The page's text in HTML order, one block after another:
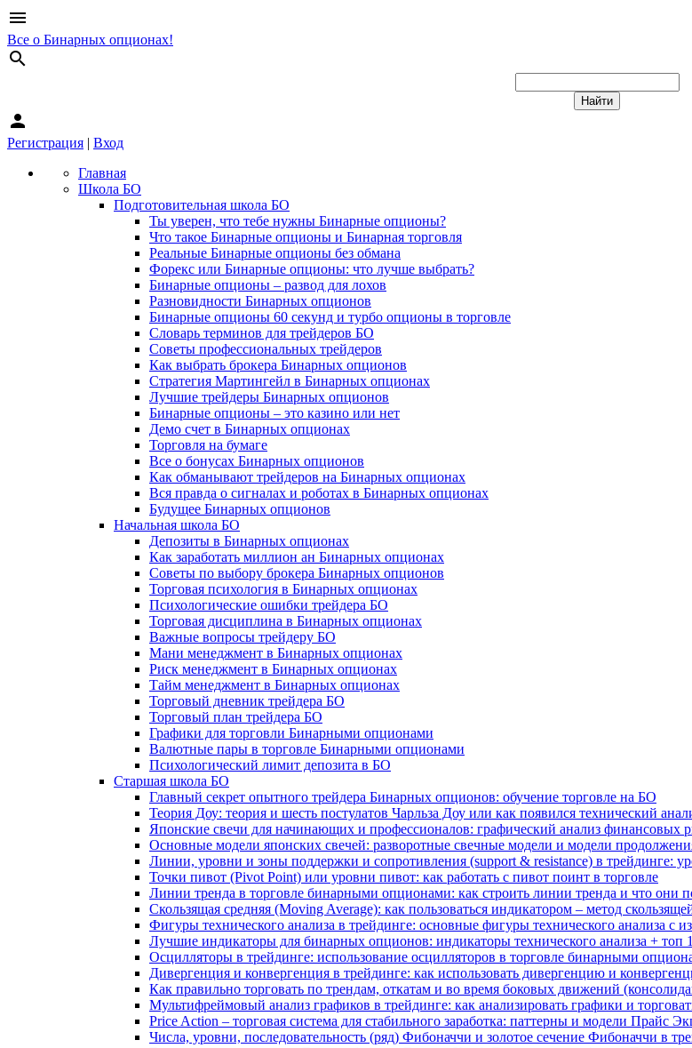
menu
Все о Бинарных опционах!
search
person
Регистрация | Вход
Главная
Школа БО
Подготовительная школа БО
Ты уверен, что тебе нужны Бинарные опционы?
Что такое Бинарные опционы и Бинарная торговля
Реальные Бинарные опционы без обмана
Форекс или Бинарные опционы: что лучше выбрать?
Бинарные опционы – развод для лохов
Разновидности Бинарных опционов
Бинарные опционы 60 секунд и турбо опционы в торговле
Словарь терминов для трейдеров БО
Советы профессиональных трейдеров
Как выбрать брокера Бинарных опционов
Стратегия Мартингейл в Бинарных опционах
Лучшие трейдеры Бинарных опционов
Бинарные опционы – это казино или нет
Демо счет в Бинарных опционах
Торговля на бумаге
Все о бонусах Бинарных опционов
Как обманывают трейдеров на Бинарных опционах
Вся правда о сигналах и роботах в Бинарных опционах
Будущее Бинарных опционов
Начальная школа БО
Депозиты в Бинарных опционах
Как заработать миллион ан Бинарных опционах
Советы по выбору брокера Бинарных опционов
Торговая психология в Бинарных опционах
Психологические ошибки трейдера БО
Торговая дисциплина в Бинарных опционах
Важные вопросы трейдеру БО
Мани менеджмент в Бинарных опционах
Риск менеджмент в Бинарных опционах
Тайм менеджмент в Бинарных опционах
Торговый дневник трейдера БО
Торговый план трейдера БО
Графики для торговли Бинарными опционами
Валютные пары в торговле Бинарными опционами
Психологический лимит депозита в БО
Старшая школа БО
Главный секрет опытного трейдера Бинарных опционов: обучение торговле на БО
Теория Доу: теория и шесть постулатов Чарльза Доу или как появился технический
Японские свечи для начинающих и профессионалов: графический анализ финансовых
Основные модели японских свечей: разворотные свечные модели и модели
Линии, уровни и зоны поддержки и сопротивления (support & resistance) в трейдинге:
Точки пивот (Pivot Point) или уровни пивот: как работать с пивот поинт в торговле
Линии тренда в торговле бинарными опционами: как строить линии тренда и что они
Скользящая средняя (Moving Average): как пользоваться индикатором – метод
Фигуры технического анализа в трейдинге: основные фигуры технического анализа с
Лучшие индикаторы для бинарных опционов: индикаторы технического анализа +
Осцилляторы в трейдинге: использование осцилляторов в торговле бинарными
Дивергенция и конвергенция в трейдинге: как использовать дивергенцию и
Как правильно торговать по трендам, откатам и во время боковых движений
Мультифреймовый анализ графиков в трейдинге: как анализировать графики и
Price Action – торговая система для стабильного заработка: паттерны и модели Прайс
Числа, уровни, последовательность (ряд) Фибоначчи и золотое сечение Фибоначчи в